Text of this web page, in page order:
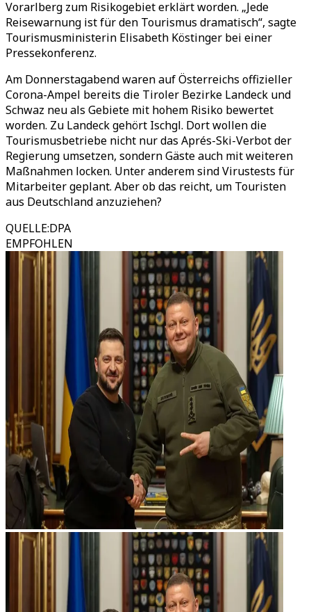
Vorarlberg zum Risikogebiet erklärt worden. „Jede
Reisewarnung ist für den Tourismus dramatisch“, sagte
Tourismusministerin Elisabeth Köstinger bei einer
Pressekonferenz.
Am Donnerstagabend waren auf Österreichs offizieller
Corona-Ampel bereits die Tiroler Bezirke Landeck und
Schwaz neu als Gebiete mit hohem Risiko bewertet
worden. Zu Landeck gehört Ischgl. Dort wollen die
Tourismusbetriebe nicht nur das Aprés-Ski-Verbot der
Regierung umsetzen, sondern Gäste auch mit weiteren
Maßnahmen locken. Unter anderem sind Virustests für
Mitarbeiter geplant. Aber ob das reicht, um Touristen
aus Deutschland anzuziehen?
QUELLE:DPA
EMPFOHLEN